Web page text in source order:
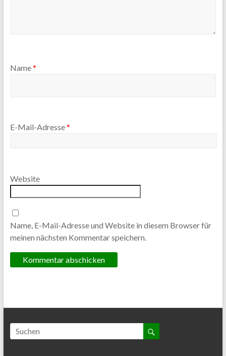
Name*
E-Mail-Adresse*
Website
Name, E-Mail-Adresse und Website in diesem Browser für
meinen nächsten Kommentar speichern.